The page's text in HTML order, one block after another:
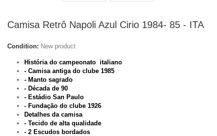
Camisa Retrô Napoli Azul Cirio 1984- 85 - ITA
Condition: New product
História do campeonato italiano
- Camisa antiga do clube 1985
- Manto sagrado
- Década de 90
- Estádio San Paulo
- Fundação do clube 1926
Detalhes da camisa
- Tecido de alta qualidade
- 2 Escudos bordados